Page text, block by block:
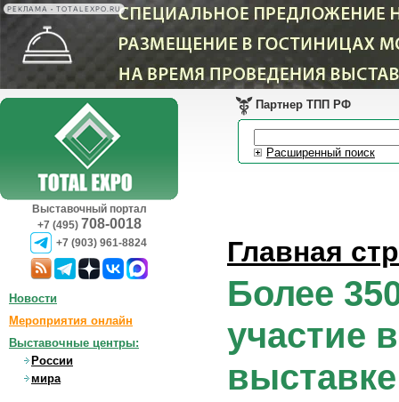
РЕКЛАМА • TOTALEXPO.RU
Выставочный портал
+7 (495) 708-0018
+7 (903) 961-8824
Партнер ТПП РФ
Расширенный поиск
Главная
Более
участие
Новости
Мероприятия онлайн
Выставочные центры:
России
мира